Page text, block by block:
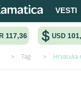
VESTI
117,36 USD
> Tag > Hrvatska